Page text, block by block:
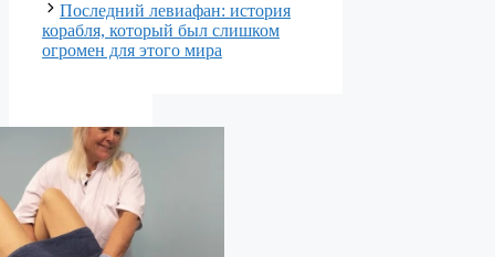
Последний левиафан: история
корабля, который был слишком
огромен для этого мира